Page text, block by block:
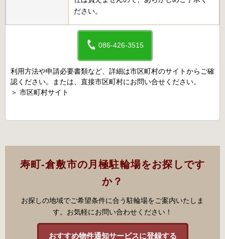
ださい。
086-426-3515
利用方法や申請必要書類など、詳細は市区町村のサイトからご確
認ください。または、直接市区町村にお問い合せください。
＞ 市区町村サイト
寿町-倉敷市の月極駐輪場をお探しです
か？
お探しの地域でご希望条件に合う駐輪場をご案内いたしま
す。お気軽にお問い合わせください！
おすすめ物件通知サービスに登録する